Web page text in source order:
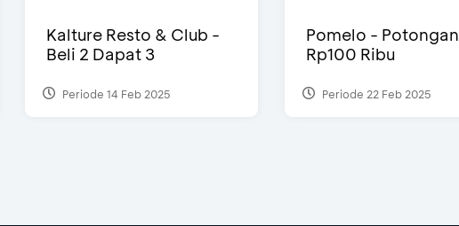
Kalture Resto & Club -
Beli 2 Dapat 3
Periode 14 Feb 2025
Pomelo - Potongan
Rp100 Ribu
Periode 22 Feb 2025